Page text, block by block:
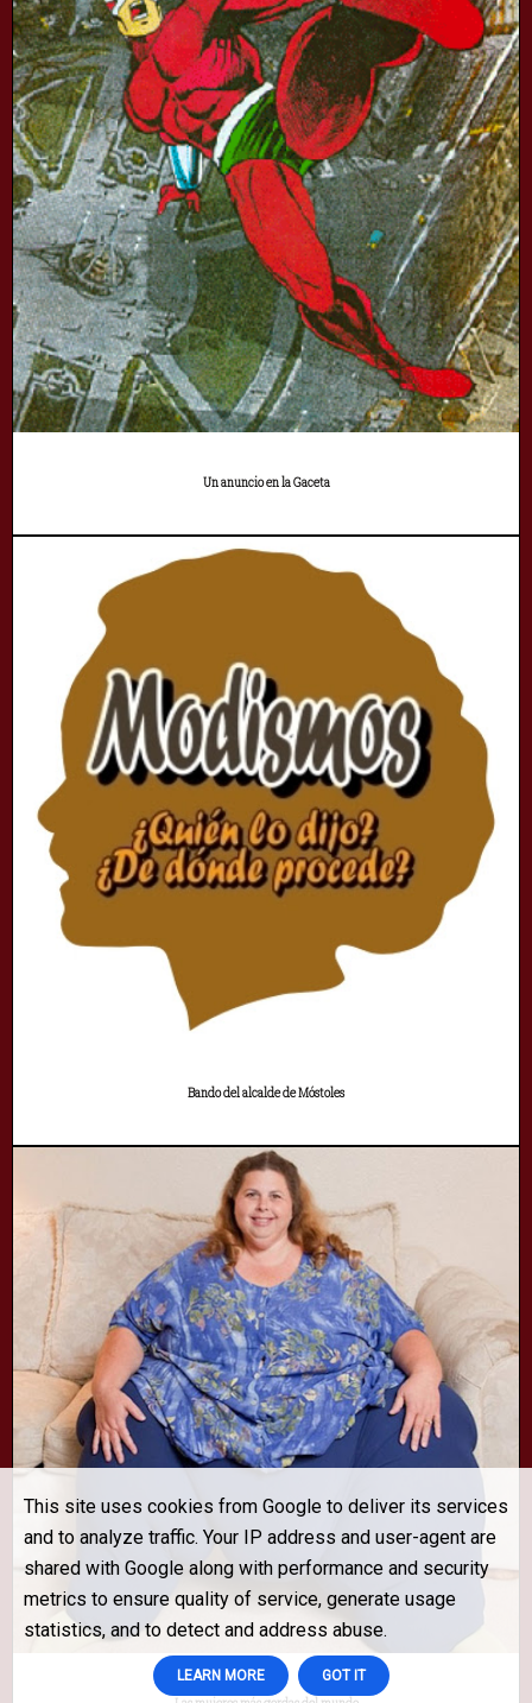
Un anuncio en la Gaceta
Bando del alcalde de Móstoles
This site uses cookies from Google to deliver its services
and to analyze traffic. Your IP address and user-agent are
shared with Google along with performance and security
metrics to ensure quality of service, generate usage
statistics, and to detect and address abuse.
LEARN MORE GOT IT